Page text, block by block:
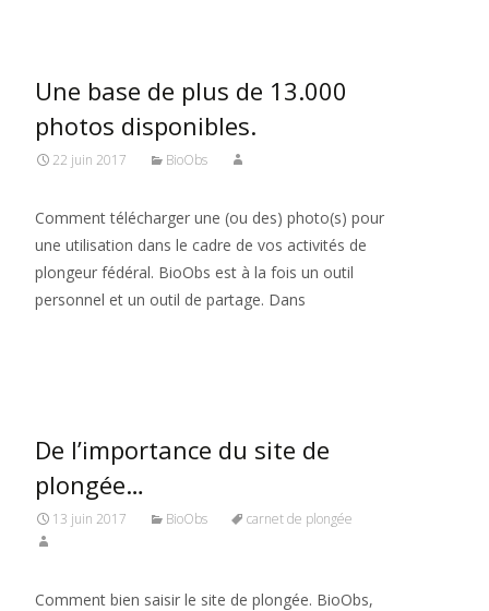
Une base de plus de 13.000
photos disponibles.
22 juin 2017 BioObs
Comment télécharger une (ou des) photo(s) pour
une utilisation dans le cadre de vos activités de
plongeur fédéral. BioObs est à la fois un outil
personnel et un outil de partage. Dans
De l’importance du site de
plongée…
13 juin 2017 BioObs carnet de plongée
Comment bien saisir le site de plongée. BioObs,